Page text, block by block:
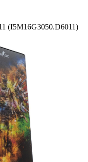
(I5M16G3050.D6011)